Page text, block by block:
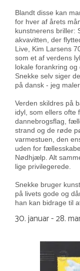
Blandt disse kan
for hver af årets
kunstnerens briller:
akvavitten, der
Live, Kim Larsens
som et af verdens
lokale forankring
Snekke selv siger
på dansk - jeg
Verden skildres på
idyl, som ellers ofte
dannebrogsflag,
strand og de røde
varmestuen, den
uden for
Nødhjælp. Alt
lige privilegerede.
Snekke bruger
på livets gode og
han kan bidrage til
30. januar - 28.